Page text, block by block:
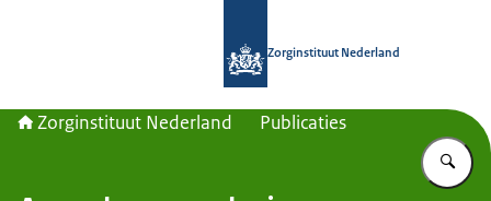
Zorginstituut Nederland
Zorginstituut Nederland Publicaties